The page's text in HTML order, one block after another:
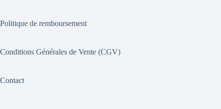
Politique de remboursement
Conditions Générales de Vente (CGV)
Contact